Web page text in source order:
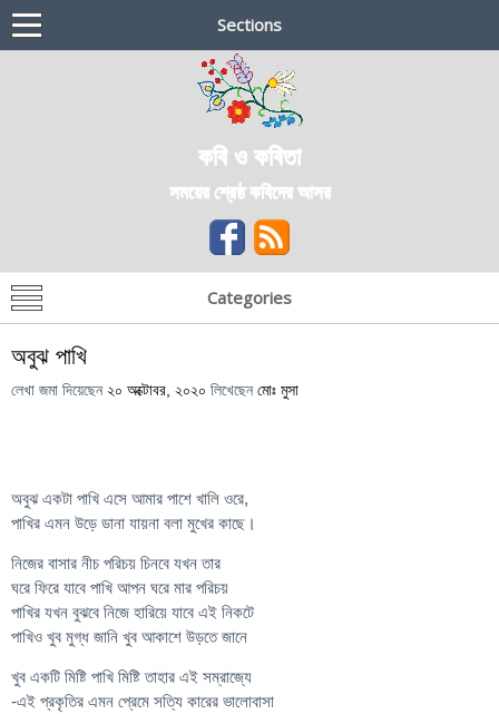
Sections
কবি ও কবিতা
সময়ের শ্রেষ্ঠ কবিদের আসর
Categories
অবুঝ পাখি
লেখা জমা দিয়েছেন ২০ অক্টোবর, ২০২০ লিখেছেন মোঃ মুসা
অবুঝ একটা পাখি এসে আমার পাশে খালি ওরে,
পাখির এমন উড়ে ডানা যায়না বলা মুখের কাছে।
নিজের বাসার নীচ পরিচয় চিনবে যখন তার
ঘরে ফিরে যাবে পাখি আপন ঘরে‌ মার পরিচয়
পাখির যখন বুঝবে নিজে হারিয়ে যাবে এই নিকটে
পাখিও খুব মুগ্ধ জানি খুব আকাশে উড়তে জানে
খুব একটি মিষ্টি পাখি মিষ্টি তাহার এই সম্রাজ্যে
-এই প্রকৃতির এমন প্রেমে সত্যি কারের ভালোবাসা